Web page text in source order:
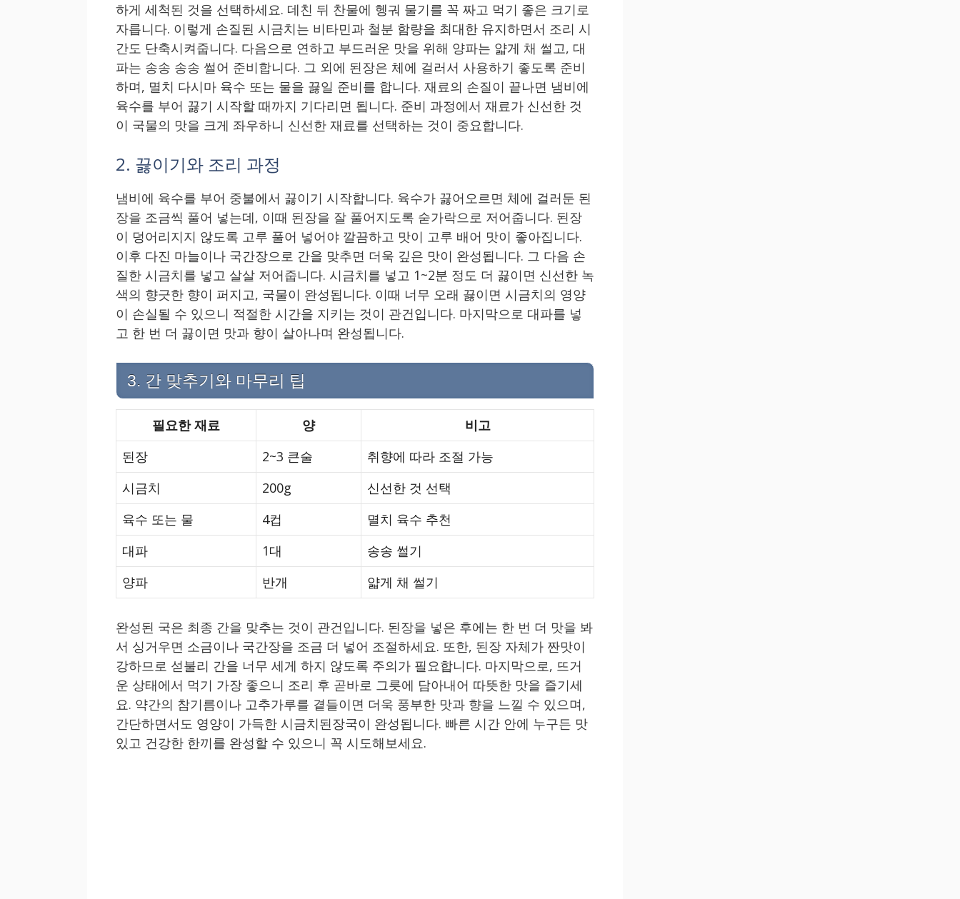
하게 세척된 것을 선택하세요. 데친 뒤 찬물에 헹궈 물기를 꼭 짜고 먹기 좋은 크기로
자릅니다. 이렇게 손질된 시금치는 비타민과 철분 함량을 최대한 유지하면서 조리 시
간도 단축시켜줍니다. 다음으로 연하고 부드러운 맛을 위해 양파는 얇게 채 썰고, 대
파는 송송 송송 썰어 준비합니다. 그 외에 된장은 체에 걸러서 사용하기 좋도록 준비
하며, 멸치 다시마 육수 또는 물을 끓일 준비를 합니다. 재료의 손질이 끝나면 냄비에
육수를 부어 끓기 시작할 때까지 기다리면 됩니다. 준비 과정에서 재료가 신선한 것
이 국물의 맛을 크게 좌우하니 신선한 재료를 선택하는 것이 중요합니다.
2. 끓이기와 조리 과정
냄비에 육수를 부어 중불에서 끓이기 시작합니다. 육수가 끓어오르면 체에 걸러둔 된
장을 조금씩 풀어 넣는데, 이때 된장을 잘 풀어지도록 숟가락으로 저어줍니다. 된장
이 덩어리지지 않도록 고루 풀어 넣어야 깔끔하고 맛이 고루 배어 맛이 좋아집니다.
이후 다진 마늘이나 국간장으로 간을 맞추면 더욱 깊은 맛이 완성됩니다. 그 다음 손
질한 시금치를 넣고 살살 저어줍니다. 시금치를 넣고 1~2분 정도 더 끓이면 신선한 녹
색의 향긋한 향이 퍼지고, 국물이 완성됩니다. 이때 너무 오래 끓이면 시금치의 영양
이 손실될 수 있으니 적절한 시간을 지키는 것이 관건입니다. 마지막으로 대파를 넣
고 한 번 더 끓이면 맛과 향이 살아나며 완성됩니다.
3. 간 맞추기와 마무리 팁
필요한 재료 양
비고
된장
2~3 큰술
취향에 따라 조절 가능
시금치
200g
신선한 것 선택
육수 또는 물
4컵
멸치 육수 추천
대파
1대
송송 썰기
양파
반개 얇게 채 썰기
완성된 국은 최종 간을 맞추는 것이 관건입니다. 된장을 넣은 후에는 한 번 더 맛을 봐
서 싱거우면 소금이나 국간장을 조금 더 넣어 조절하세요. 또한, 된장 자체가 짠맛이
강하므로 섣불리 간을 너무 세게 하지 않도록 주의가 필요합니다. 마지막으로, 뜨거
운 상태에서 먹기 가장 좋으니 조리 후 곧바로 그릇에 담아내어 따뜻한 맛을 즐기세
요. 약간의 참기름이나 고추가루를 곁들이면 더욱 풍부한 맛과 향을 느낄 수 있으며,
간단하면서도 영양이 가득한 시금치된장국이 완성됩니다. 빠른 시간 안에 누구든 맛
있고 건강한 한끼를 완성할 수 있으니 꼭 시도해보세요.